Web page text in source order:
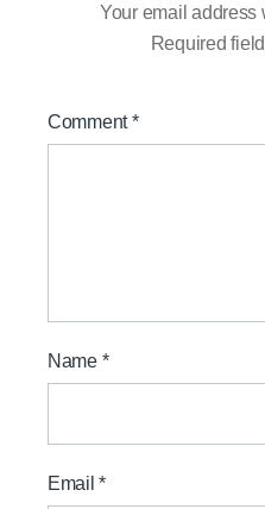
Your email address
Required
Comment*
Name *
Email*